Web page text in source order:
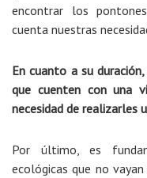
encontrar los
cuenta nuestras
En cuanto a su
que cuenten con una
necesidad de realizarles
Por último, es
ecológicas que no